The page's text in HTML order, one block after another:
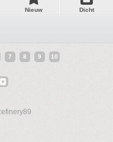
Nieuw Dicht
7 8 9 10